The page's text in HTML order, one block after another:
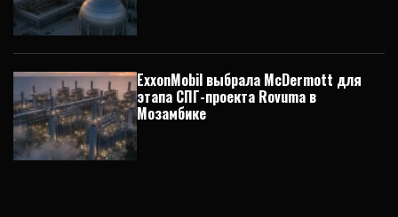
ExxonMobil выбрала McDermott для
этапа СПГ-проекта Rovuma в
Мозамбике